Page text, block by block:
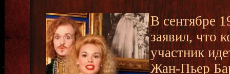
В сентябре
заявил, что
участник
Жан-Пьер